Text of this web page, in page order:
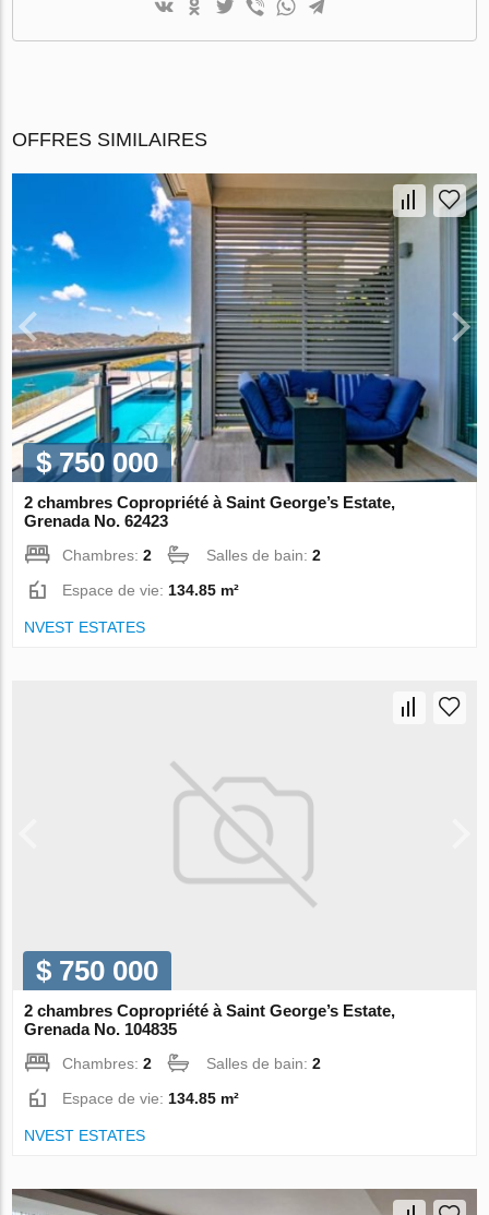
OFFRES SIMILAIRES
$ 750 000
2 chambres Copropriété à Saint George’s Estate,
Grenada No. 62423
Chambres:2 Salles de bain:2
Espace de vie:134.85 m²
NVEST ESTATES
$ 750 000
2 chambres Copropriété à Saint George’s Estate,
Grenada No. 104835
Chambres:2 Salles de bain:2
Espace de vie: 134.85 m²
NVEST ESTATES